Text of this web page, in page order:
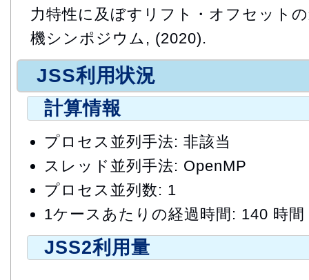
力特性に及ぼすリフト・オフセット
機シンポジウム, (2020).
JSS利用状況
計算情報
プロセス並列手法: 非該当
スレッド並列手法: OpenMP
プロセス並列数: 1
1ケースあたりの経過時間: 140 時間
JSS2利用量